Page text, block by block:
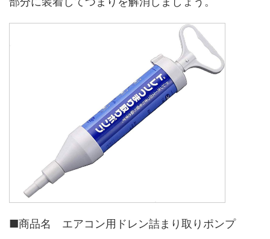
■商品名 エアコン用ドレン詰まり取りポンプ